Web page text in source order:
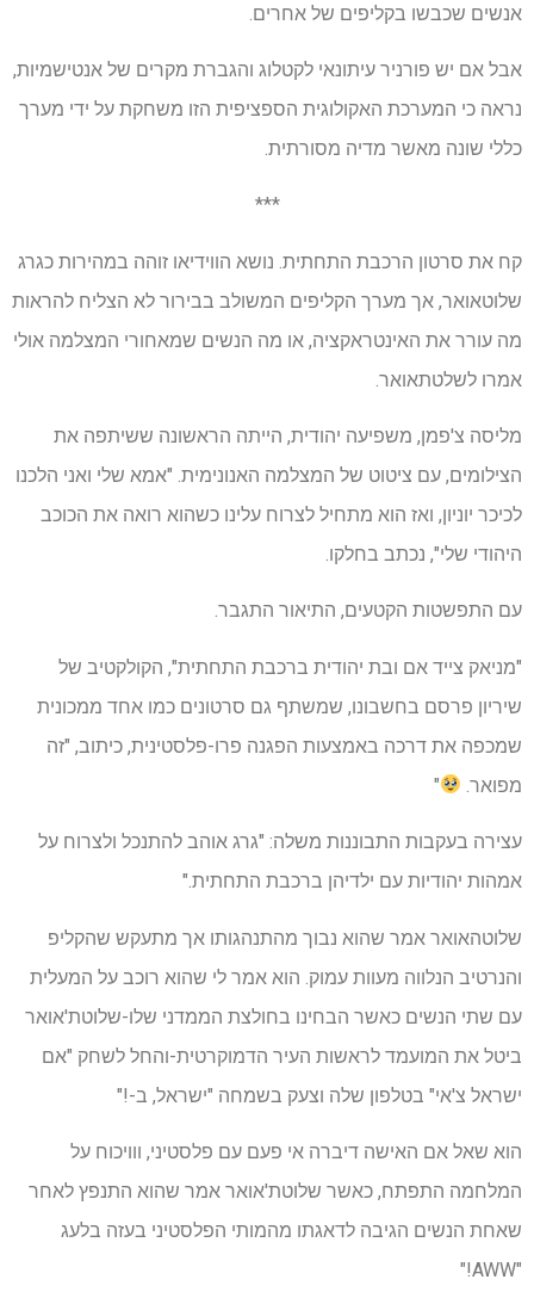
אנשים שכבשו בקליפים של אחרים.
אבל אם יש פורניר עיתונאי לקטלוג והגברת מקרים של אנטישמיות,
נראה כי המערכת האקולוגית הספציפית הזו משחקת על ידי מערך
כללי שונה מאשר מדיה מסורתית.
***
קח את סרטון הרכבת התחתית. נושא הווידיאו זוהה במהירות כגרג
שלוטאואר, אך מערך הקליפים המשולב בבירור לא הצליח להראות
מה עורר את האינטראקציה, או מה הנשים שמאחורי המצלמה אולי
אמרו לשלטתאואר.
מליסה צ'פמן, משפיעה יהודית, הייתה הראשונה ששיתפה את
הצילומים, עם ציטוט של המצלמה האנונימית. "אמא שלי ואני הלכנו
לכיכר יוניון, ואז הוא מתחיל לצרוח עלינו כשהוא רואה את הכוכב
היהודי שלי", נכתב בחלקו.
עם התפשטות הקטעים, התיאור התגבר.
"מניאק צייד אם ובת יהודית ברכבת התחתית", הקולקטיב של
שיריון פרסם בחשבונו, שמשתף גם סרטונים כמו אחד ממכונית
שמכפה את דרכה באמצעות הפגנה פרו-פלסטינית, כיתוב, "זה
מפואר.
"
עצירה בעקבות התבוננות משלה: "גרג אוהב להתנכל ולצרוח על
אמהות יהודיות עם ילדיהן ברכבת התחתית."
שלוטהאואר אמר שהוא נבוך מהתנהגותו אך מתעקש שהקליפ
והנרטיב הנלווה מעוות עמוק. הוא אמר לי שהוא רוכב על המעלית
עם שתי הנשים כאשר הבחינו בחולצת הממדני שלו-שלוטת'אואר
ביטל את המועמד לראשות העיר הדמוקרטית-והחל לשחק "אם
ישראל צ'אי" בטלפון שלה וצעק בשמחה "ישראל, ב-!"
הוא שאל אם האישה דיברה אי פעם עם פלסטיני, ווויכוח על
המלחמה התפתח, כאשר שלוטת'אואר אמר שהוא התנפץ לאחר
שאחת הנשים הגיבה לדאגתו מהמותי הפלסטיני בעזה בלעג
"AWW!"